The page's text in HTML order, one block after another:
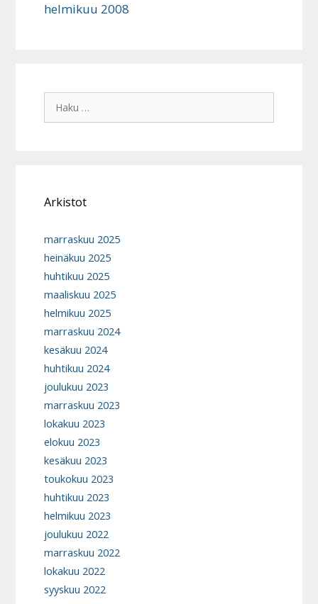
helmikuu 2008
Haku:
Arkistot
marraskuu 2025
heinäkuu 2025
huhtikuu 2025
maaliskuu 2025
helmikuu 2025
marraskuu 2024
kesäkuu 2024
huhtikuu 2024
joulukuu 2023
marraskuu 2023
lokakuu 2023
elokuu 2023
kesäkuu 2023
toukokuu 2023
huhtikuu 2023
helmikuu 2023
joulukuu 2022
marraskuu 2022
lokakuu 2022
syyskuu 2022